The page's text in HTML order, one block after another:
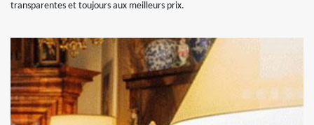
transparentes et toujours aux meilleurs prix.